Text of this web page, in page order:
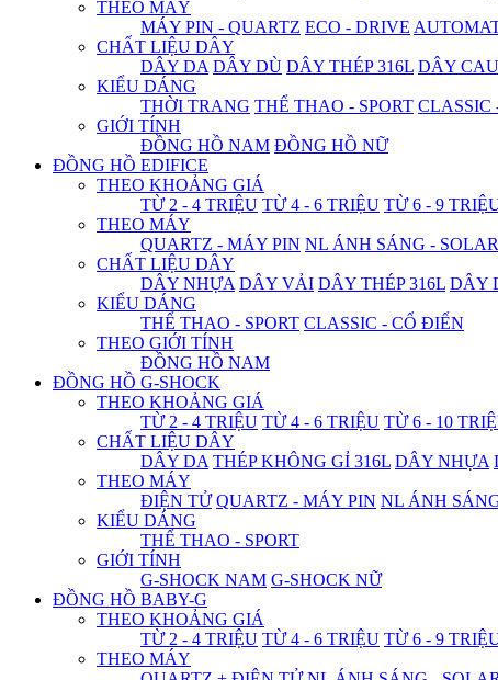
THEO MÁY
MÁY PIN - QUARTZ ECO - DRIVE
CHẤT LIỆU DÂY
DÂY DA DÂY DÙ DÂY THÉP 316L DÂY
KIỂU DÁNG
THỜI TRANG THỂ THAO - SPORT CLASSIC
GIỚI TÍNH
ĐỒNG HỒ NAM ĐỒNG HỒ NỮ
ĐỒNG HỒ EDIFICE
THEO KHOẢNG GIÁ
TỪ 2 - 4 TRIỆU TỪ 4 - 6 TRIỆU TỪ 6 - 9
THEO MÁY
QUARTZ - MÁY PIN NL ÁNH SÁNG - SOLAR
CHẤT LIỆU DÂY
DÂY NHỰA DÂY VẢI DÂY THÉP 316L DÂY
KIỂU DÁNG
THỂ THAO - SPORT CLASSIC - CỔ ĐIỂN
THEO GIỚI TÍNH
ĐỒNG HỒ NAM
ĐỒNG HỒ G-SHOCK
THEO KHOẢNG GIÁ
TỪ 2 - 4 TRIỆU TỪ 4 - 6 TRIỆU TỪ 6 - 10
CHẤT LIỆU DÂY
DÂY DA THÉP KHÔNG GỈ 316L DÂY NHỰA
THEO MÁY
ĐIỆN TỬ QUARTZ - MÁY PIN NL ÁNH
KIỂU DÁNG
THỂ THAO - SPORT
GIỚI TÍNH
G-SHOCK NAM G-SHOCK NỮ
ĐỒNG HỒ BABY-G
THEO KHOẢNG GIÁ
TỪ 2 - 4 TRIỆU TỪ 4 - 6 TRIỆU TỪ 6 - 9
THEO MÁY